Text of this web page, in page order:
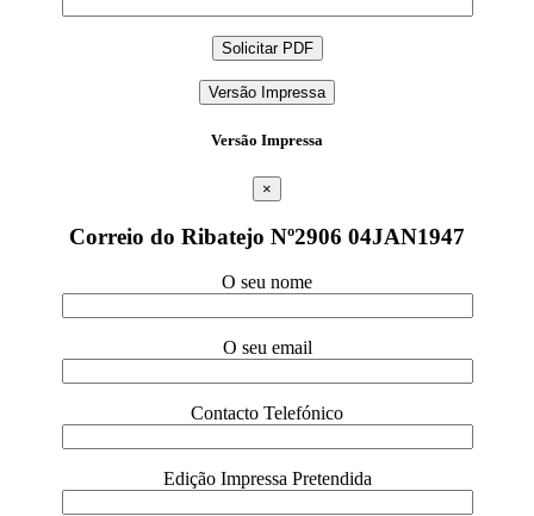
Versão Impressa
Versão Impressa
×
Correio do Ribatejo Nº2906 04JAN1947
O seu nome
O seu email
Contacto Telefónico
Edição Impressa Pretendida